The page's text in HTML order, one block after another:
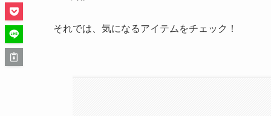
それでは、気になるアイテムをチェック！